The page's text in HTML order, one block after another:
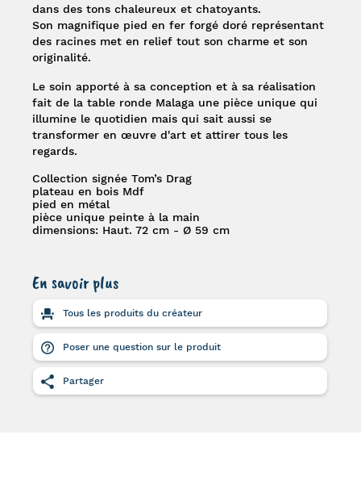
dans des tons chaleureux et chatoyants.
Son magnifique pied en fer forgé doré représentant
des racines met en relief tout son charme et son
originalité.
Le soin apporté à sa conception et à sa réalisation
fait de la table ronde Malaga une pièce unique qui
illumine le quotidien mais qui sait aussi se
transformer en œuvre d'art et attirer tous les
regards.
Collection signée Tom’s Drag
plateau en bois Mdf
pied en métal
pièce unique peinte à la main
dimensions: Haut. 72 cm - Ø 59 cm
En savoir plus
Tous les produits du créateur
Poser une question sur le produit
Partager